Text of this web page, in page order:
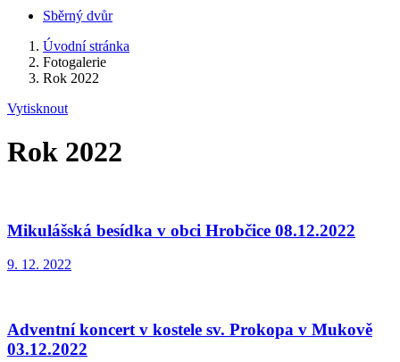
Sběrný dvůr
Úvodní stránka
Fotogalerie
Rok 2022
Vytisknout
Rok 2022
Mikulášská besídka v obci Hrobčice 08.12.2022
9. 12. 2022
Adventní koncert v kostele sv. Prokopa v Mukově
03.12.2022